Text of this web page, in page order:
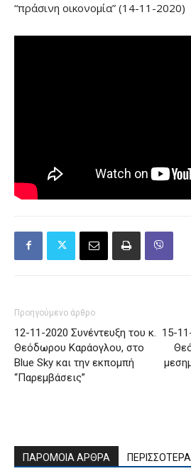
“πράσινη οικονομία” (14-11-2020)
Προηγούμενο άρθρο
12-11-2020 Συνέντευξη του κ.
Θεόδωρου Καράογλου, στο
Blue Sky και την εκπομπή
“Παρεμβάσεις”
15-
ΠΑΡΟΜΟΙΑ ΑΡΘΡΑ